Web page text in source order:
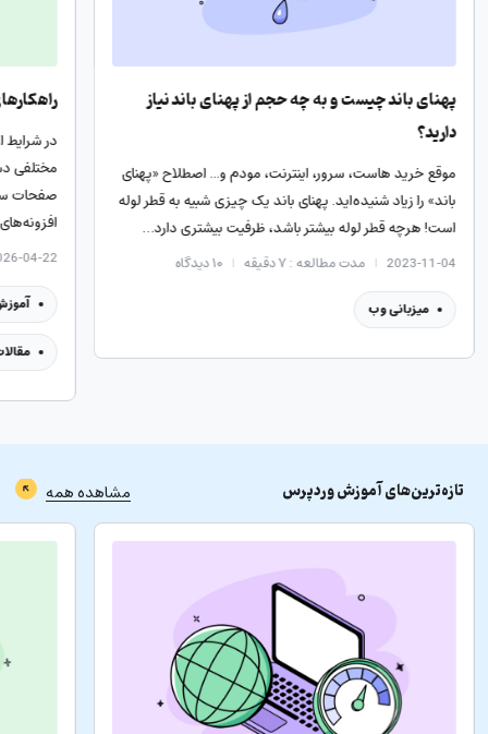
«پهنای
قطر لوله
راهکارهای لیموهاست در شرایط قطعی اینترنت
در شرایط اختلال و قطعی اینترنت، کاربران ایرانی با مشکلات
مختلفی دست‌وپنجه نرم می‌کنند؛ از جمله ایندکس نشدن
صفحات سایت، کندی شدید وردپرس و عدم دسترسی به
افزونه‌های کاربردی. ما…
2026-04-22 مدت مطالعه : ۳ دقیقه
مقالات هاست میزبانی وب
تازه‌ترین‌هایآموزش وردپرس مشاهده همه